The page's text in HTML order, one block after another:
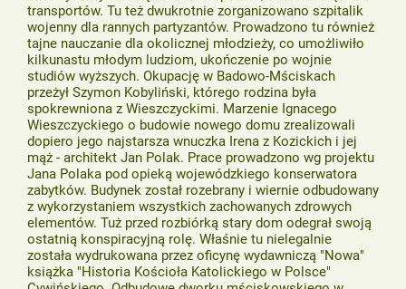
transportów. Tu też dwukrotnie zorganizowano szpitalik
wojenny dla rannych partyzantów. Prowadzono tu również
tajne nauczanie dla okolicznej młodzieży, co umożliwiło
kilkunastu młodym ludziom, ukończenie po wojnie
studiów wyższych. Okupację w Badowo-Mściskach
przeżył Szymon Kobyliński, którego rodzina była
spokrewniona z Wieszczyckimi. Marzenie Ignacego
Wieszczyckiego o budowie nowego domu zrealizowali
dopiero jego najstarsza wnuczka Irena z Kozickich i jej
mąż - architekt Jan Polak. Prace prowadzono wg projektu
Jana Polaka pod opieką wojewódzkiego konserwatora
zabytków. Budynek został rozebrany i wiernie odbudowany
z wykorzystaniem wszystkich zachowanych zdrowych
elementów. Tuż przed rozbiórką stary dom odegrał swoją
ostatnią konspiracyjną rolę. Właśnie tu nielegalnie
została wydrukowana przez oficynę wydawniczą "Nowa"
książka "Historia Kościoła Katolickiego w Polsce"